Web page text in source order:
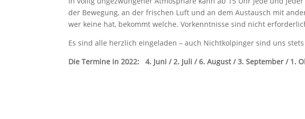
der Bewegung, an der frischen Luft und an dem Austausch mit
wer keine hat, bekommt welche. Vorkenntnisse sind nicht
Es sind alle herzlich eingeladen – auch Nichtkolpinger sind uns
Die Termine in 2022: 4. Juni / 2. Juli / 6. August / 3. September / 1.